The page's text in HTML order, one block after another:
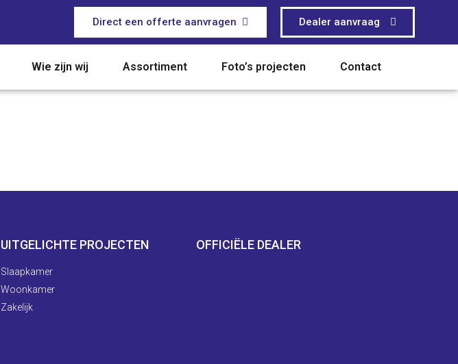
Direct een offerte aanvragen Dealer aanvraag
Wie zijn wij Assortiment Foto’s projecten Contact
UITGELICHTE PROJECTEN
Slaapkamer
Woonkamer
Zakelijk
OFFICIËLE DEALER